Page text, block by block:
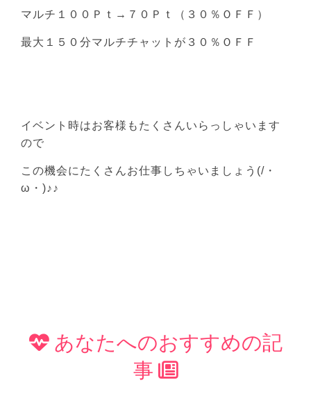
マルチ１００Ｐｔ→７０Ｐｔ（３０％ＯＦＦ）
最大１５０分マルチチャットが３０％ＯＦＦ
イベント時はお客様もたくさんいらっしゃいます
ので
この機会にたくさんお仕事しちゃいましょう(/・
ω・)♪♪
あなたへのおすすめの記
事